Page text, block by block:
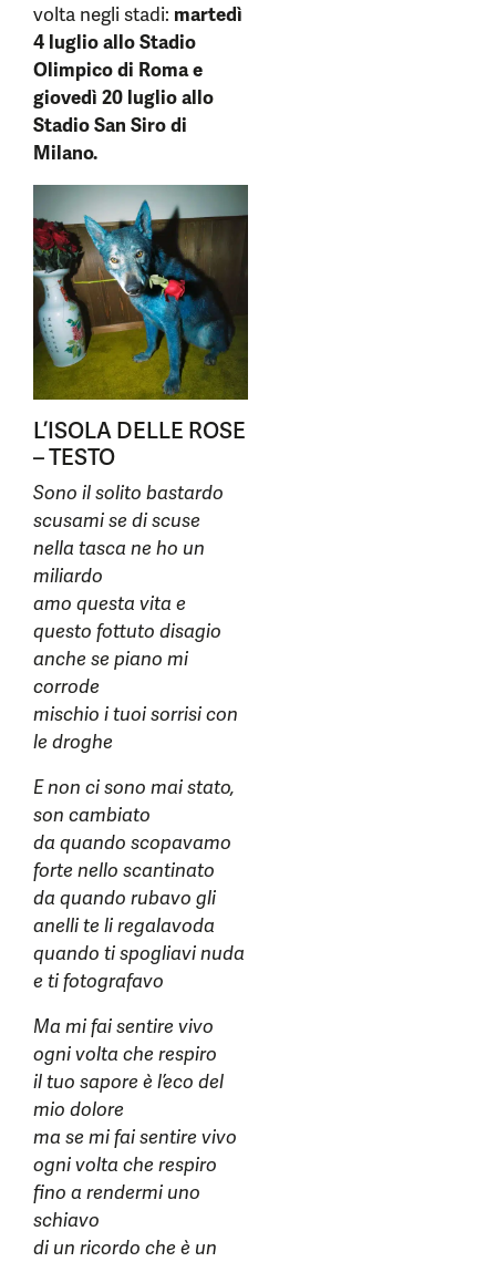
volta negli stadi: martedì
4 luglio allo Stadio
Olimpico di Roma e
giovedì 20 luglio allo
Stadio San Siro di
Milano.
L’ISOLA DELLE ROSE
– TESTO
Sono il solito bastardo
scusami se di scuse
nella tasca ne ho un
miliardo
amo questa vita e
questo fottuto disagio
anche se piano mi
corrode
mischio i tuoi sorrisi con
le droghe
E non ci sono mai stato,
son cambiato
da quando scopavamo
forte nello scantinato
da quando rubavo gli
anelli te li regalavoda
quando ti spogliavi nuda
e ti fotografavo
Ma mi fai sentire vivo
ogni volta che respiro
il tuo sapore è l’eco del
mio dolore
ma se mi fai sentire vivo
ogni volta che respiro
fino a rendermi uno
schiavo
di un ricordo che è un